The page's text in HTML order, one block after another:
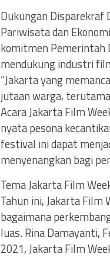
Dukungan Disparekraf
Pariwisata dan
komitmen Pemerintah
mendukung industri
“Jakarta yang
jutaan warga,
Acara Jakarta Film
nyata pesona
festival ini dapat
menyenangkan bagi
Tema Jakarta Film
Tahun ini, Jakarta Film
bagaimana
luas. Rina Damayanti,
2021, Jakarta Film